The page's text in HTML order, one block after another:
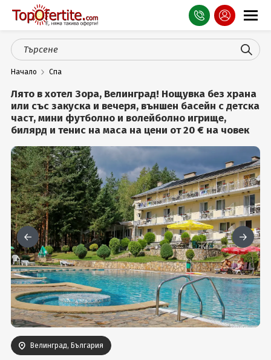
Оферти
СПА
Планина
Море
Чужбина
Празници
Турция
Гърция
Услуги
Вход
Начало Спа
Лято в хотел Зора, Велинград! Нощувка без храна
или със закуска и вечеря, външен басейн с детска
част, мини футболно и волейболно игрище,
билярд и тенис на маса на цени от 20 € на човек
Велинград, България